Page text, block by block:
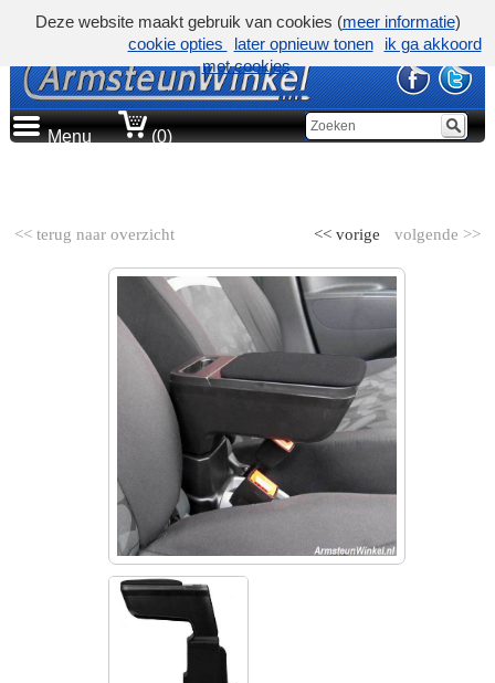
Menu (0)
<< terug naar overzicht volgende >>
<< vorige
Deze website maakt gebruik van cookies (meer informatie)
cookie opties
later opnieuw tonen
ik ga akkoord
met cookies